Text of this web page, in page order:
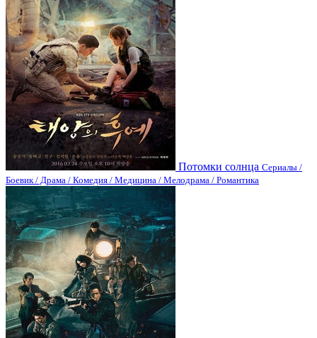
Потомки солнца Сериалы /
Боевик / Драма / Комедия / Медицина / Мелодрама / Романтика